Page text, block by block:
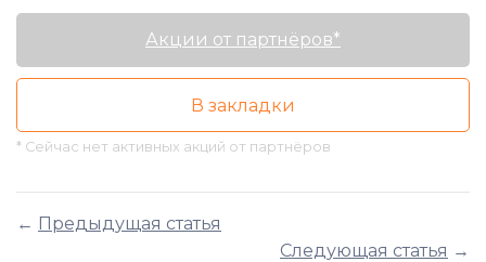
Акции от партнёров*
В закладки
* Сейчас нет активных акций от партнёров
← Предыдущая статья
Следующая статья →